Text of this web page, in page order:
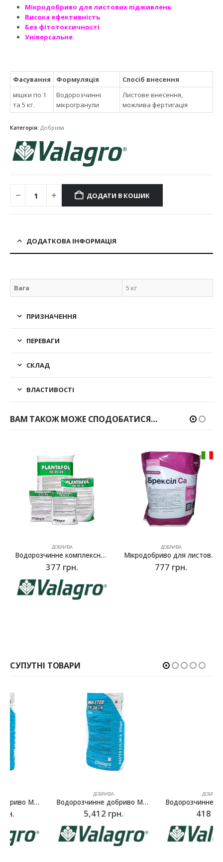
Мікродобриво для листових підживлень
Висока ефективність
Без фітотоксичності
Універсальне
Фасування Формуляція
Спосіб внесення
мішки по 1
та 5 кг.
Водорозчинні
мікрогранули
Листове внесення,
можлива фертигація
Категорія: Добрива
ДОДАТИ В КОШИК
ДОДАТКОВА ІНФОРМАЦІЯ
Вага 5 кг
ПРИЗНАЧЕННЯ
ПЕРЕВАГИ
СКЛАД
ВЛАСТИВОСТІ
ВАМ ТАКОЖ МОЖЕ СПОДОБАТИСЯ…
ДОБРИВА
Водорозчинне комплексне добриво Плантафол (Plantafol) NPK 20.20.20, Valagro – 1 кг
377грн.
ДОБРИВА
Мікродобриво для листових підживлень Брексіл Ca (Brexil Ca), Syngenta (Valagro) – 1 кг
777грн.
СУПУТНІ ТОВАРИ
Водорозчинне добриво Мастер (Master) NPK 3.11.38, Valagro – 25 кг Водорозчинне комплексне добриво Плантафол (Plantafol) NPK 5.15.45, Valagro – 1 кг